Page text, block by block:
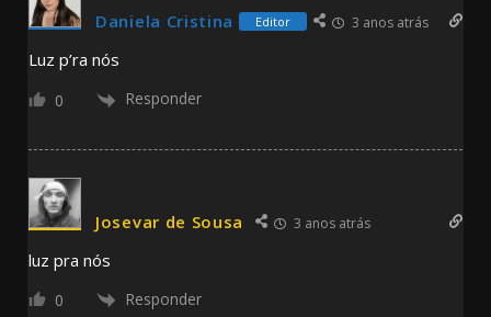
Daniela Cristina Editor 3 anos atrás
Luz p’ra nós
0 Responder
Josevar de Sousa 3 anos atrás
luz pra nós
0 Responder